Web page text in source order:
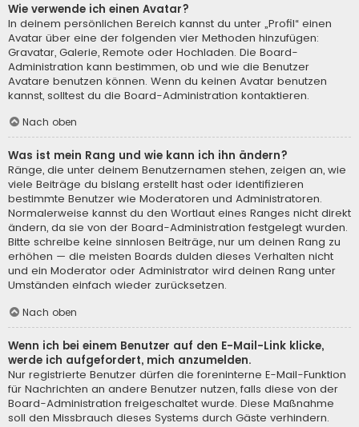
Wie verwende ich einen Avatar?
In deinem persönlichen Bereich kannst du unter „Profil“ einen
Avatar über eine der folgenden vier Methoden hinzufügen:
Gravatar, Galerie, Remote oder Hochladen. Die Board-
Administration kann bestimmen, ob und wie die Benutzer
Avatare benutzen können. Wenn du keinen Avatar benutzen
kannst, solltest du die Board-Administration kontaktieren.
Nach oben
Was ist mein Rang und wie kann ich ihn ändern?
Ränge, die unter deinem Benutzernamen stehen, zeigen an, wie
viele Beiträge du bislang erstellt hast oder identifizieren
bestimmte Benutzer wie Moderatoren und Administratoren.
Normalerweise kannst du den Wortlaut eines Ranges nicht direkt
ändern, da sie von der Board-Administration festgelegt wurden.
Bitte schreibe keine sinnlosen Beiträge, nur um deinen Rang zu
erhöhen — die meisten Boards dulden dieses Verhalten nicht
und ein Moderator oder Administrator wird deinen Rang unter
Umständen einfach wieder zurücksetzen.
Nach oben
Wenn ich bei einem Benutzer auf den E-Mail-Link klicke,
werde ich aufgefordert, mich anzumelden.
Nur registrierte Benutzer dürfen die foreninterne E-Mail-Funktion
für Nachrichten an andere Benutzer nutzen, falls diese von der
Board-Administration freigeschaltet wurde. Diese Maßnahme
soll den Missbrauch dieses Systems durch Gäste verhindern.